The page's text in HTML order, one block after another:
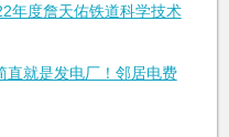
年度詹天佑铁道科学技术
直就是发电厂！邻居电费